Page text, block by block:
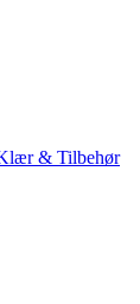
& Tilbehør